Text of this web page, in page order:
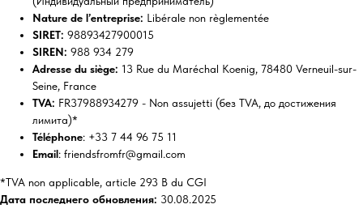
Nature de l’entreprise: Libérale non règlementée
SIRET: 98893427900015
SIREN: 988 934 279
Adresse du siège: 13 Rue du Maréchal Koenig, 78480 Verneuil-sur-
Seine, France
TVA: FR37988934279 - Non assujetti (без TVA, до достижения
лимита)*
Téléphone: +33 7 44 96 75 11
Email: friendsfromfr@gmail.com
*TVA non applicable, article 293 B du CGI
Дата последнего обновления: 30.08.2025